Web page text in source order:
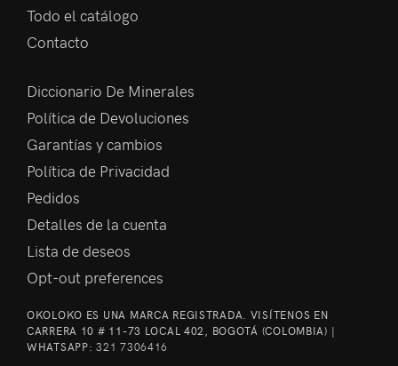
Todo el catálogo
Contacto
Diccionario De Minerales
Política de Devoluciones
Garantías y cambios
Política de Privacidad
Pedidos
Detalles de la cuenta
Lista de deseos
Opt-out preferences
OKOLOKO ES UNA MARCA REGISTRADA. VISÍTENOS EN
CARRERA 10 # 11-73 LOCAL 402, BOGOTÁ (COLOMBIA) |
WHATSAPP:321 7306416